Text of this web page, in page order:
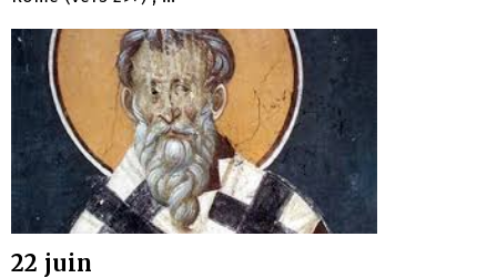
22 juin